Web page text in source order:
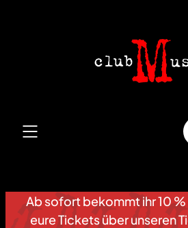
Ab sofort bekommt ihr 10
eure Tickets über unseren